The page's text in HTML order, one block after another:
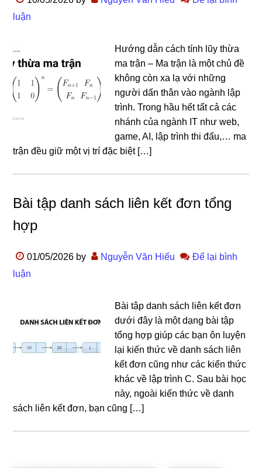
luận
Hướng dẫn cách tính lũy thừa
ma trận – Ma trận là một chủ đề
không còn xa lạ với những
người dấn thân vào ngành lập
trình. Trong hầu hết tất cả các
nhánh của ngành IT như web,
game, AI, lập trình thi đấu,… ma
trận đều giữ một vị trí đặc biệt […]
Bài tập danh sách liên kết đơn tổng
hợp
01/05/2026 by Nguyễn Văn Hiếu
Để lại bình
luận
Bài tập danh sách liên kết đơn
dưới đây là một dạng bài tập
tổng hợp giúp các bạn ôn luyện
lại kiến thức về danh sách liên
kết đơn cũng như các kiến thức
khác về lập trình C. Sau bài học
này, ngoài kiến thức về danh
sách liên kết đơn, bạn cũng […]